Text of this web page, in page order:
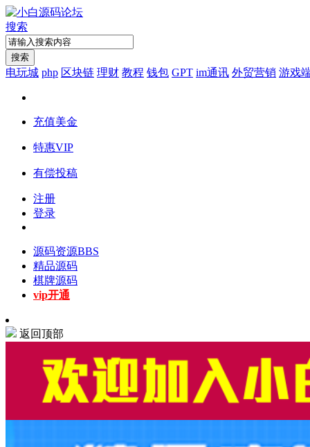
搜索
搜索
电玩城 php 区块链 理财 教程 钱包 GPT im通讯 外贸营销 游戏
充值美金
特惠VIP
有偿投稿
注册
登录
源码资源BBS
精品源码
棋牌源码
vip开通
返回顶部